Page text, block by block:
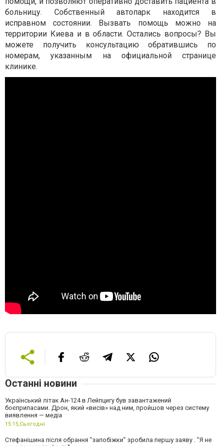
больницу. Собственный автопарк находится в
исправном состоянии. Вызвать помощь можно на
территории Киева и в области. Остались вопросы? Вы
можете получить консультацию обратившись по
номерам, указанным на официальной странице
клинике.
Останні новини
Український літак Ан-124 в Лейпцигу був завантажений
боєприпасами. Дрон, який «висів» над ним, пройшов через систему
виявлення — медіа
15:15,Сьогодні
Стефанішина після обрання "запобіжки" зробила першу заяву . "Я не